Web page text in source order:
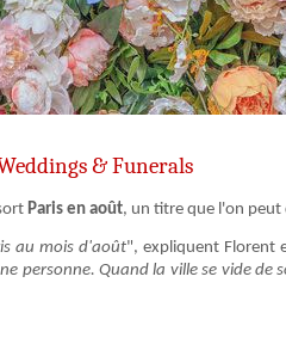
& Funerals
Paris en août, un titre que l'on peut
au mois d'août", expliquent Florent
personne. Quand la ville se vide de